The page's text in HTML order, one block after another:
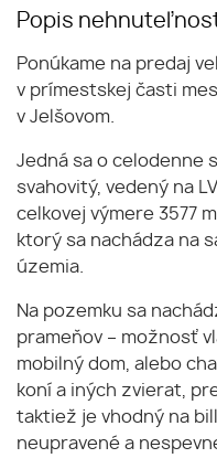
Popis
Ponúkame na predaj
v prímestskej časti
v Jelšovom.
Jedná sa o celodenne
svahovitý, vedený na
celkovej výmere 3577
ktorý sa nachádza na
územia.
Na pozemku sa
prameňov – možnosť
mobilný dom, alebo
koní a iných zvierat,
taktiež je vhodný na
neupravené a